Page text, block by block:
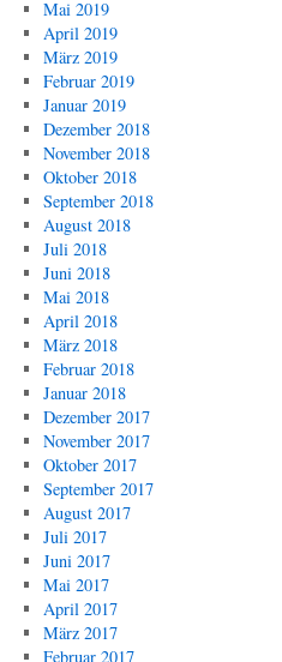
Mai 2019
April 2019
März 2019
Februar 2019
Januar 2019
Dezember 2018
November 2018
Oktober 2018
September 2018
August 2018
Juli 2018
Juni 2018
Mai 2018
April 2018
März 2018
Februar 2018
Januar 2018
Dezember 2017
November 2017
Oktober 2017
September 2017
August 2017
Juli 2017
Juni 2017
Mai 2017
April 2017
März 2017
Februar 2017